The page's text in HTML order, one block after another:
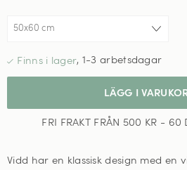
, 1-3 arbetsdagar
LÄGG I
FRI FRAKT FRÅN 500 KR - 60
Vidd har en klassisk design med en